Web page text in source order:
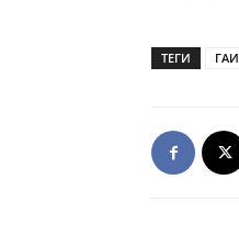
ТЕГИ ГАИ